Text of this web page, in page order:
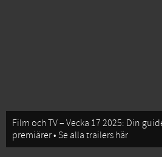
Film och TV – Vecka 17 2025: Din
premiärer • Se alla trailers här